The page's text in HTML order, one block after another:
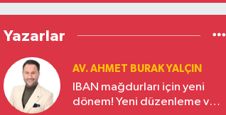
Eriyor
Yazarlar
AV. AHMET BURAK YALÇIN
IBAN mağdurları için yeni
dönem! Yeni düzenleme ve